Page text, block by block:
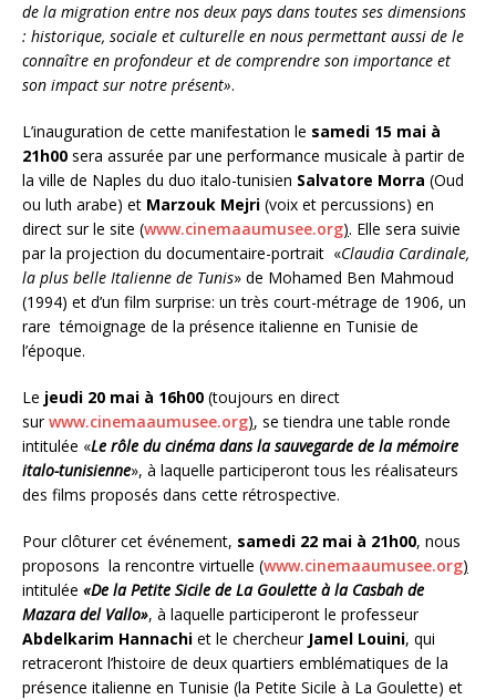
de la migration entre nos deux pays dans toutes ses dimensions
: historique, sociale et culturelle en nous permettant aussi de le
connaître en profondeur et de comprendre son importance et
son impact sur notre présent».
L’inauguration de cette manifestation le samedi 15 mai à
21h00 sera assurée par une performance musicale à partir de
la ville de Naples du duo italo-tunisien Salvatore Morra (Oud
ou luth arabe) et Marzouk Mejri (voix et percussions) en
direct sur le site (www.cinemaaumusee.org). Elle sera suivie
par la projection du documentaire-portrait «Claudia Cardinale,
la plus belle Italienne de Tunis» de Mohamed Ben Mahmoud
(1994) et d’un film surprise: un très court-métrage de 1906, un
rare témoignage de la présence italienne en Tunisie de
l’époque.
Le jeudi 20 mai à 16h00 (toujours en direct
surwww.cinemaaumusee.org), se tiendra une table ronde
intitulée «Le rôle du cinéma dans la sauvegarde de la mémoire
italo-tunisienne», à laquelle participeront tous les réalisateurs
des films proposés dans cette rétrospective.
Pour clôturer cet événement, samedi 22 mai à 21h00, nous
proposons la rencontre virtuelle (www.cinemaaumusee.org)
intitulée «De la Petite Sicile de La Goulette à la Casbah de
Mazara del Vallo», à laquelle participeront le professeur
Abdelkarim Hannachi et le chercheur Jamel Louini, qui
retraceront l’histoire de deux quartiers emblématiques de la
présence italienne en Tunisie (la Petite Sicile à La Goulette) et